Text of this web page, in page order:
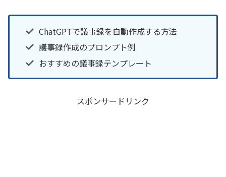
ChatGPTで議事録を自動作成する方法
議事録作成のプロンプト例
おすすめの議事録テンプレート
スポンサードリンク